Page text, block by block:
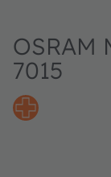
OSRAM
7015